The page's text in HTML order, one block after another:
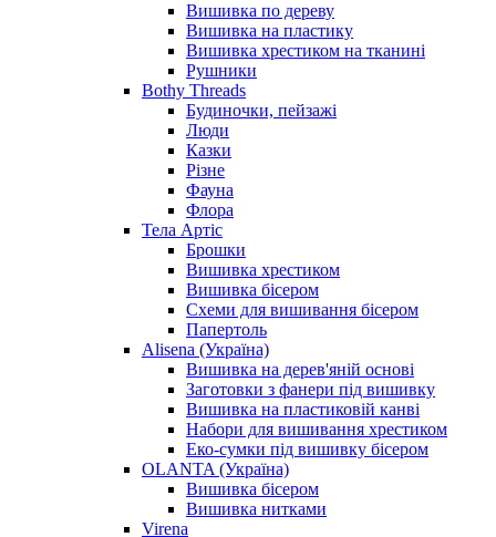
Вишивка по дереву
Вишивка на пластику
Вишивка хрестиком на тканині
Рушники
Bothy Threads
Будиночки, пейзажі
Люди
Казки
Різне
Фауна
Флора
Тела Артіс
Брошки
Вишивка хрестиком
Вишивка бісером
Схеми для вишивання бісером
Папертоль
Alisena (Україна)
Вишивка на дерев'яній основі
Заготовки з фанери під вишивку
Вишивка на пластиковій канві
Набори для вишивання хрестиком
Еко-сумки під вишивку бісером
OLANTA (Україна)
Вишивка бісером
Вишивка нитками
Virena